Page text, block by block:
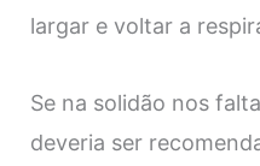
largar e voltar a
Se na solidão nos
deveria ser